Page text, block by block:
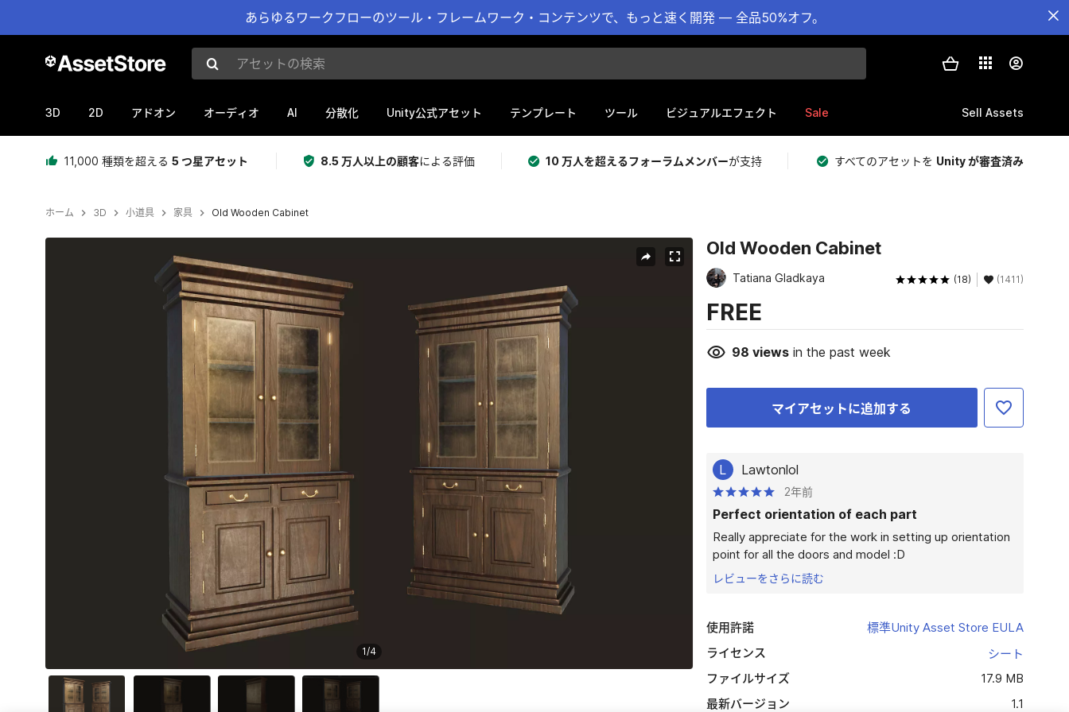
あらゆるワークフローのツール・フレームワーク・コンテンツで、もっと速く開発 — 全品50%オフ。
アセットの検索
3D 2D アドオン オーディオ AI 分散化 Unity公式アセット テンプレート ツール ビジュアルエフェクト Sale Sell Assets
11,000 種類を超える 5 つ星アセット 8.5 万人以上の顧客による評価 10 万人を超えるフォーラムメンバーが支持 すべてのアセットを Unity が審査済み
ホーム 3D 小道具 家具 Old Wooden Cabinet
1/4
Old Wooden Cabinet
Tatiana Gladkaya (18) (1411)
FREE
98 viewsin the past week
マイアセットに追加する
L Lawtonlol
2年前
Perfect orientation of each part
Really appreciate for the work in setting up orientation
point for all the doors and model :D
レビューをさらに読む
使用許諾
標準Unity Asset Store EULA
ライセンス
シート
ファイルサイズ
17.9 MB
最新バージョン
1.1